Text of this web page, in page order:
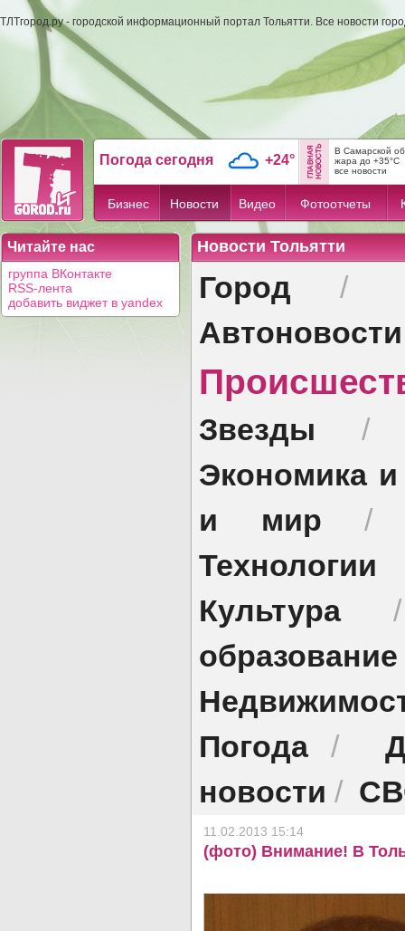
ТЛТгород.ру - городской информационный портал Тольятти. Все новости
Погода сегодня +24°
В Самарской
жара до +35°C
все новости
Бизнес Новости Видео Фотоотчеты
Читайте нас
группа ВКонтакте
RSS-лента
добавить виджет в yandex
Новости Тольятти
Город /
Автоновости
Звезды
Экономика
и мир
Технологии
Культура
образование
Погода/
новости /
11.02.2013 15:14
(фото) Внимание! В